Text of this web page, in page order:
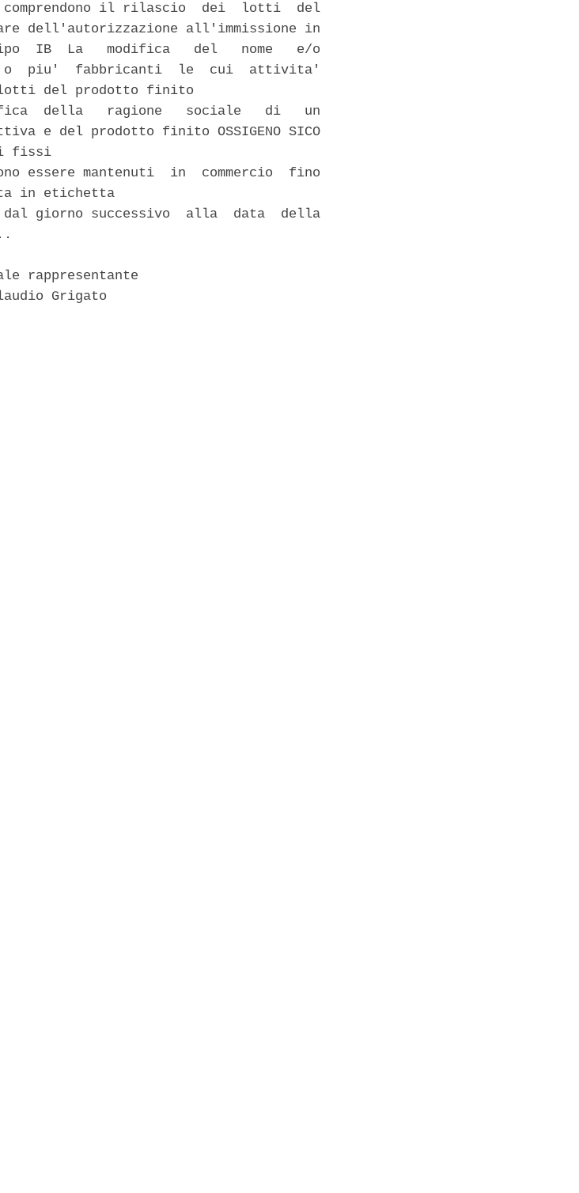
il rilascio  dei  lotti  del
dell'autorizzazione all'immissione in
IB  La   modifica   del   nome   e/o
o  piu'  fabbricanti  le  cui  attivita'
lotti del prodotto finito
della   ragione   sociale   di   un
e del prodotto finito OSSIGENO SICO
fissi
essere mantenuti  in  commercio  fino
in etichetta
giorno successivo  alla  data  della
rappresentante
Grigato